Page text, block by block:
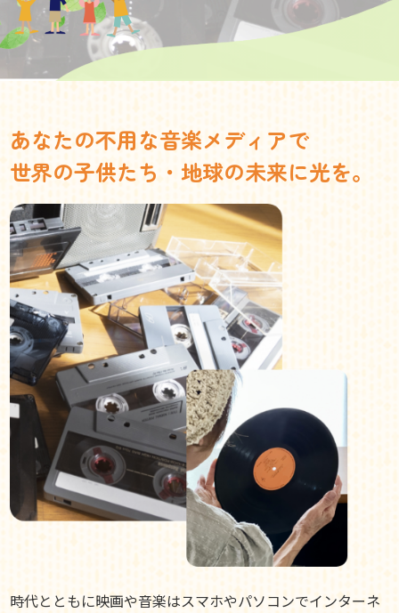
あなたの不用な音楽メディアで
世界の子供たち・地球の未来に光を。
時代とともに映画や音楽はスマホやパソコンでインターネ